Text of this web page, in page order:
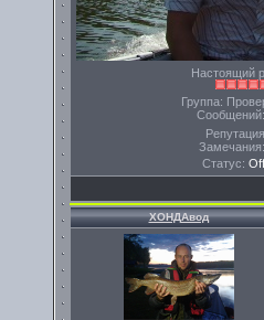
Настоящий
Группа:
Сообщений:
Замечания:
Статус:
ХОНДАвод